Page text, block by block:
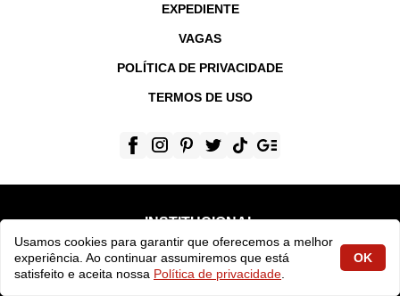
EXPEDIENTE
VAGAS
POLÍTICA DE PRIVACIDADE
TERMOS DE USO
INSTITUCIONAL
Contato
Usamos cookies para garantir que oferecemos a melhor
experiência. Ao continuar assumiremos que está
satisfeito e aceita nossa Política de privacidade
OK